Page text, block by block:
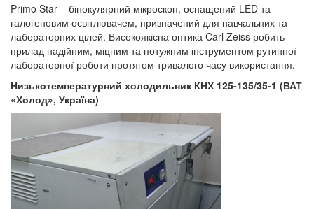
Primo Star – бінокулярний мікроскоп, оснащений LED та
галогеновим освітлювачем, призначений для навчальних та
лабораторних цілей. Високоякісна оптика Carl Zeiss робить
прилад надійним, міцним та потужним інструментом рутинної
лабораторної роботи протягом тривалого часу використання.
Низькотемпературний холодильник КНХ 125-135/35-1 (ВАТ
«Холод», Україна)